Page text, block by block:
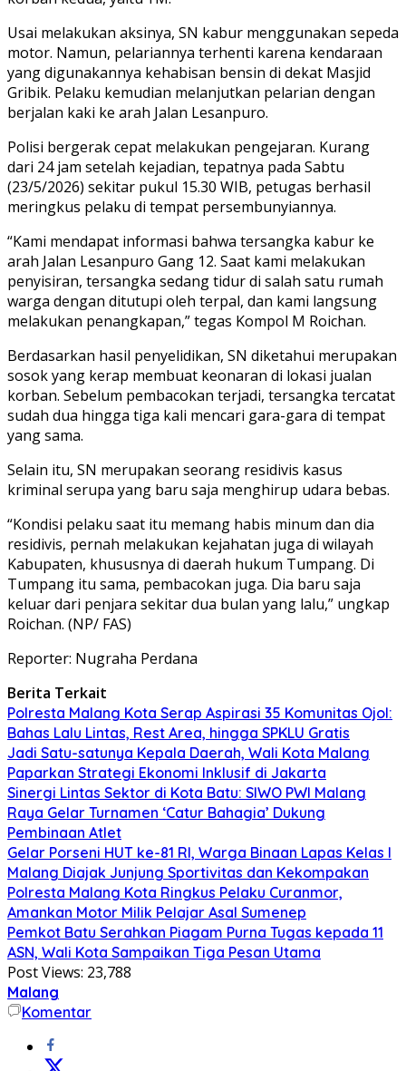
Usai melakukan aksinya, SN kabur menggunakan sepeda
motor. Namun, pelariannya terhenti karena kendaraan
yang digunakannya kehabisan bensin di dekat Masjid
Gribik. Pelaku kemudian melanjutkan pelarian dengan
berjalan kaki ke arah Jalan Lesanpuro.
Polisi bergerak cepat melakukan pengejaran. Kurang
dari 24 jam setelah kejadian, tepatnya pada Sabtu
(23/5/2026) sekitar pukul 15.30 WIB, petugas berhasil
meringkus pelaku di tempat persembunyiannya.
“Kami mendapat informasi bahwa tersangka kabur ke
arah Jalan Lesanpuro Gang 12. Saat kami melakukan
penyisiran, tersangka sedang tidur di salah satu rumah
warga dengan ditutupi oleh terpal, dan kami langsung
melakukan penangkapan,” tegas Kompol M Roichan.
Berdasarkan hasil penyelidikan, SN diketahui merupakan
sosok yang kerap membuat keonaran di lokasi jualan
korban. Sebelum pembacokan terjadi, tersangka tercatat
sudah dua hingga tiga kali mencari gara-gara di tempat
yang sama.
Selain itu, SN merupakan seorang residivis kasus
kriminal serupa yang baru saja menghirup udara bebas.
“Kondisi pelaku saat itu memang habis minum dan dia
residivis, pernah melakukan kejahatan juga di wilayah
Kabupaten, khususnya di daerah hukum Tumpang. Di
Tumpang itu sama, pembacokan juga. Dia baru saja
keluar dari penjara sekitar dua bulan yang lalu,” ungkap
Roichan. (NP/ FAS)
Reporter: Nugraha Perdana
Berita Terkait
Polresta Malang Kota Serap Aspirasi 35 Komunitas Ojol:
Bahas Lalu Lintas, Rest Area, hingga SPKLU Gratis
Jadi Satu-satunya Kepala Daerah, Wali Kota Malang
Paparkan Strategi Ekonomi Inklusif di Jakarta
Sinergi Lintas Sektor di Kota Batu: SIWO PWI Malang
Raya Gelar Turnamen ‘Catur Bahagia’ Dukung
Pembinaan Atlet
Gelar Porseni HUT ke-81 RI, Warga Binaan Lapas Kelas I
Malang Diajak Junjung Sportivitas dan Kekompakan
Polresta Malang Kota Ringkus Pelaku Curanmor,
Amankan Motor Milik Pelajar Asal Sumenep
Pemkot Batu Serahkan Piagam Purna Tugas kepada 11
ASN, Wali Kota Sampaikan Tiga Pesan Utama
Post Views: 23,788
Malang
Komentar